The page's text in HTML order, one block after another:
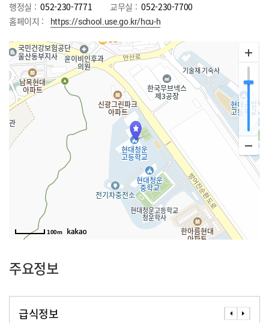
행정실 : 052-230-7771 교무실 : 052-230-7700
홈페이지 :
https://school.use.go.kr/hcu-h
100m
주요정보
급식정보